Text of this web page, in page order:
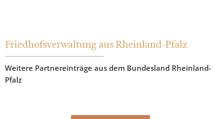
Friedhofsverwaltung aus Rheinland-Pfalz
Weitere Partnereinträge aus dem Bundesland Rheinland-
Pfalz